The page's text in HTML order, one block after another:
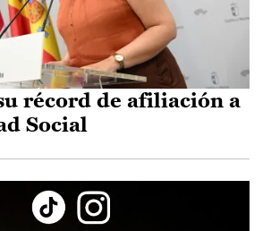
récord de afiliación a
Social